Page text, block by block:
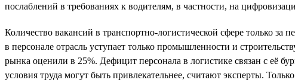
послаблений в требованиях к водителям, в частности, на
Количество вакансий в транспортно-логистической сфере только за
в персонале отрасль уступает только промышленности и
рынка оценили в 25%. Дефицит персонала в логистике связан с её
условия труда могут быть привлекательнее, считают эксперты.